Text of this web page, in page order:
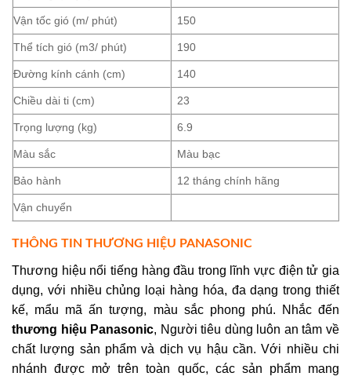
Vận tốc gió (m/ phút) 150
Thể tích gió (m3/ phút) 190
Đường kính cánh (cm) 140
Chiều dài ti (cm) 23
Trọng lượng (kg) 6.9
Màu sắc Màu bạc
Bảo hành 12 tháng chính hãng
Vận chuyển
THÔNG TIN THƯƠNG HIỆU PANASONIC
Thương hiệu nổi tiếng hàng đầu trong lĩnh vực điện tử gia
dụng, với nhiều chủng loại hàng hóa, đa dạng trong thiết
kế, mẩu mã ấn tượng, màu sắc phong phú. Nhắc đến
thương hiệu Panasonic, Người tiêu dùng luôn an tâm về
chất lượng sản phẩm và dịch vụ hậu cần. Với nhiều chi
nhánh được mở trên toàn quốc, các sản phẩm mang